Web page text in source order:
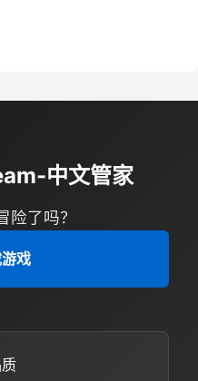
中文管家
险了吗？
戏